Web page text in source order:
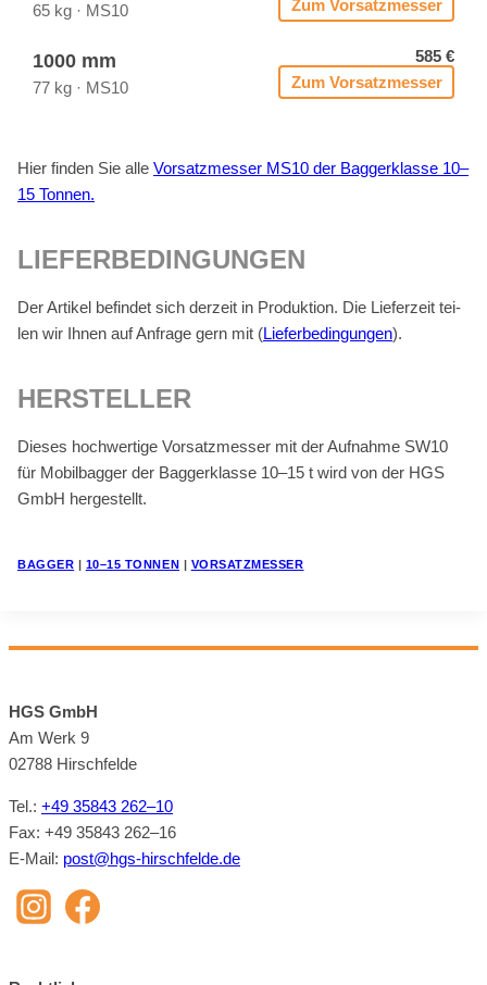
65 kg · MS10
Zum Vor­satz­mes­ser
1000 mm
77 kg · MS10
585 €
Zum Vor­satz­mes­ser
Hier fin­den Sie alle Vor­satz­mes­ser MS10 der Bag­ger­klas­se 10–
15 Ton­nen.
LIE­FER­BE­DIN­GUN­GEN
Der Ar­ti­kel be­fin­det sich der­zeit in Pro­duk­ti­on. Die Lie­fer­zeit tei­
len wir Ih­nen auf An­fra­ge gern mit (Lie­fer­be­din­gun­gen).
HER­STEL­LER
Die­ses hoch­wer­ti­ge Vor­satz­mes­ser mit der Auf­nah­me SW10
für Mo­bil­bag­ger der Bag­ger­klas­se 10–15 t wird von der HGS
GmbH her­ge­stellt.
BAG­GER | 10–15 TON­NEN | VOR­SATZ­MES­SER
HGS GmbH
Am Werk 9
02788 Hirsch­felde
Tel.: +49 35843 262–10
Fax: +49 35843 262–16
E‑Mail: post@​hgs-​hirschfelde.​de